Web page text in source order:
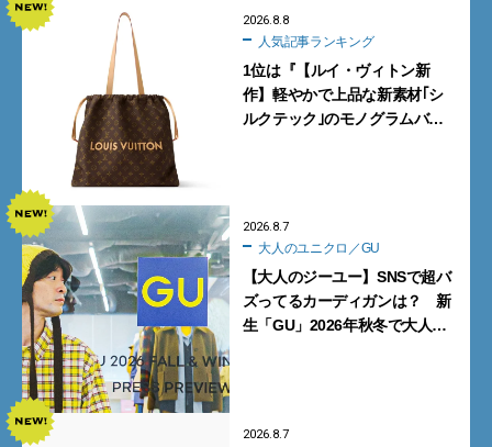
2026.8.8
人気記事ランキング
1位は『【ルイ・ヴィトン新
作】軽やかで上品な新素材｢シ
ルクテック｣のモノグラムバッ
2026.8.7
大人のユニクロ／GU
【大人のジーユー】SNSで超バ
ズってるカーディガンは？ 新
生「GU」2026年秋冬で大人メ
2026.8.7